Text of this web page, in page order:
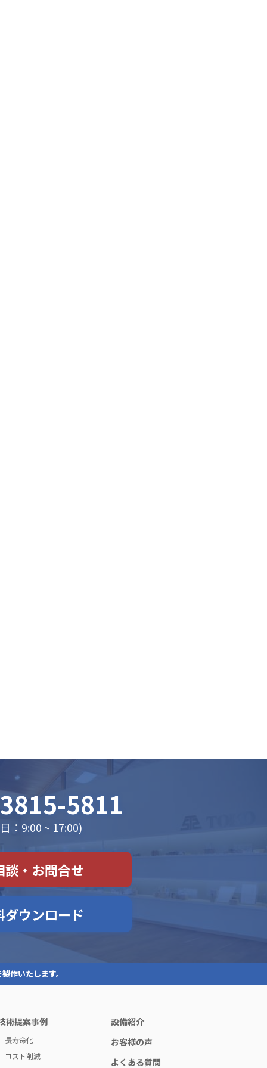
5811
：9:00 ~ 17:00)
談・お問合せ
ダウンロード
作いたします。
術提案事例
長寿命化
コスト削減
設備紹介
お客様の声
よくある質問